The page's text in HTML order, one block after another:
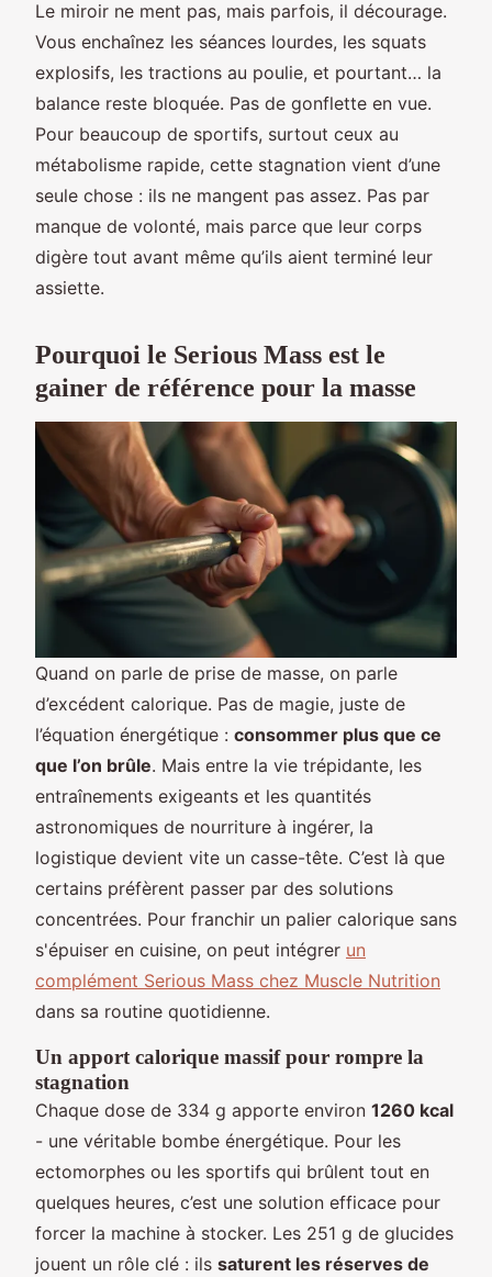
Le miroir ne ment pas, mais parfois, il décourage.
Vous enchaînez les séances lourdes, les squats
explosifs, les tractions au poulie, et pourtant… la
balance reste bloquée. Pas de gonflette en vue.
Pour beaucoup de sportifs, surtout ceux au
métabolisme rapide, cette stagnation vient d’une
seule chose : ils ne mangent pas assez. Pas par
manque de volonté, mais parce que leur corps
digère tout avant même qu’ils aient terminé leur
assiette.
Pourquoi le Serious Mass est le
gainer de référence pour la masse
Quand on parle de prise de masse, on parle
d’excédent calorique. Pas de magie, juste de
l’équation énergétique : consommer plus que ce
que l’on brûle. Mais entre la vie trépidante, les
entraînements exigeants et les quantités
astronomiques de nourriture à ingérer, la
logistique devient vite un casse-tête. C’est là que
certains préfèrent passer par des solutions
concentrées. Pour franchir un palier calorique sans
s'épuiser en cuisine, on peut intégrer un
complément Serious Mass chez Muscle Nutrition
dans sa routine quotidienne.
Un apport calorique massif pour rompre la
stagnation
Chaque dose de 334 g apporte environ 1260 kcal
- une véritable bombe énergétique. Pour les
ectomorphes ou les sportifs qui brûlent tout en
quelques heures, c’est une solution efficace pour
forcer la machine à stocker. Les 251 g de glucides
jouent un rôle clé : ils saturent les réserves de